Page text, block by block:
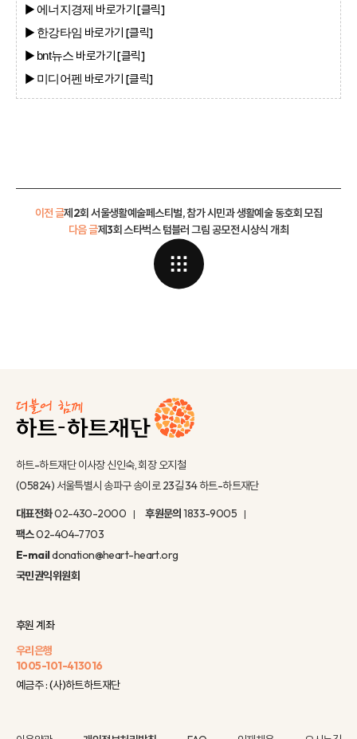
▶에너지경제 바로가기 [클릭]
▶ 한강타임 바로가기 [클릭]
▶ bnt뉴스 바로가기 [클릭]
▶ 미디어펜 바로가기 [클릭]
이전 글제2회 서울생활예술페스티벌, 참가 시민과 생활예술 동호회 모집
제3회 스타벅스 텀블러 그림 공모전 시상식 개최
다음 글
하트-하트재단 이사장 신인숙, 회장 오지철
(05824) 서울특별시 송파구 송이로 23길 34 하트-하트재단
대표전화02-430-2000 후원문의1833-9005
팩스02-404-7703
E-maildonation@heart-heart.org
국민권익위원회
후원 계좌
우리은행
1005-101-413016
예금주 : (사)하트하트재단